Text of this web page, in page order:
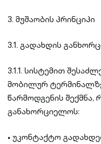
3. მუშაობის პრინციპი
3.1. გადახდის
3.1.1. სისტემით
მობილურ
წარმოდგენის შექმნა,
განახორციელოს:
• უკონტაქტო